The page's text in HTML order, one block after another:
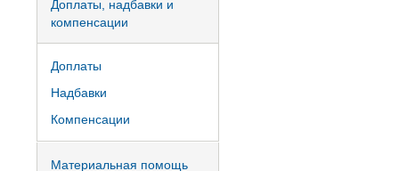
Доплаты, надбавки и
компенсации
Доплаты
Надбавки
Компенсации
Материальная помощь